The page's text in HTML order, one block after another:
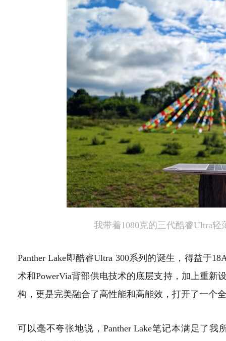
我带着1080克的三代酷睿Ultra
Panther Lake即酷睿Ultra 300系列的诞生，得益于
术和PowerVia背部供电技术的底层支持，加上重新
构，更是完美融合了高性能和高能效，打开了一个
可以毫不夸张地说，Panther Lake笔记本满足了